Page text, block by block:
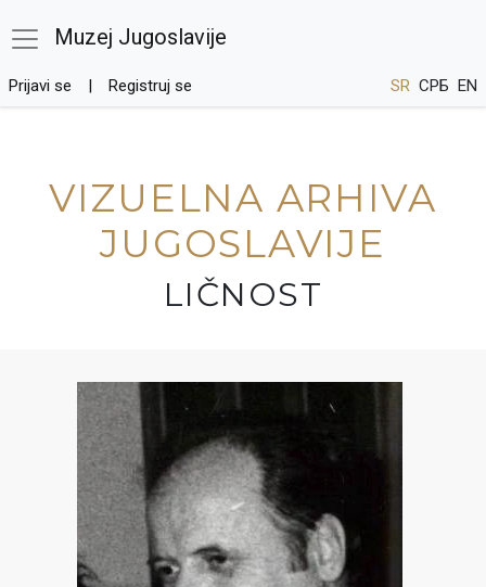
Muzej Jugoslavije
Prijavi se Registruj se SR СРБ EN
VIZUELNA ARHIVA
JUGOSLAVIJE
LIČNOST